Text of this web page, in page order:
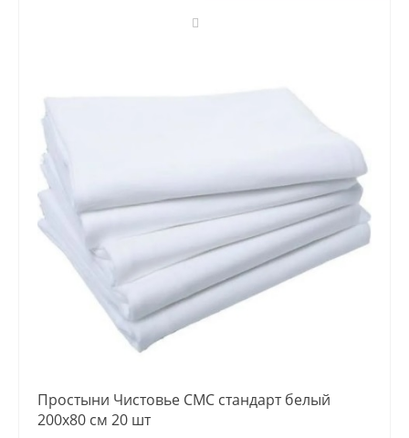
Простыни Чистовье СМС стандарт белый
200х80 см 20 шт